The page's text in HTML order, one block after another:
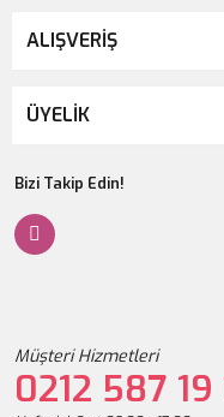
ALIŞVERİŞ
ÜYELİK
Bizi Takip Edin!
Müşteri Hizmetleri
0212 587 19